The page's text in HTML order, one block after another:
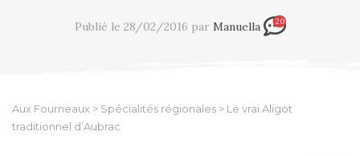
Publié le 28/02/2016 par Manuella 20
Aux Fourneaux > Spécialités régionales > Le vrai Aligot
traditionnel d’Aubrac